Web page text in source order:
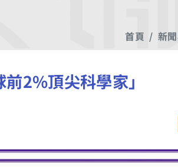
首頁 新
2%頂尖科學家」